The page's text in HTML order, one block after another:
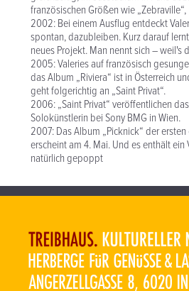
französischen Größen wie „Zebraville“,
2002: Bei einem Ausflug entdeckt
spontan, dazubleiben. Kurz darauf
neues Projekt. Man nennt sich – weil's
2005: Valeries auf französisch
das Album „Riviera“ ist in Österreich
geht folgerichtig an „Saint Privat“.
2006: „Saint Privat“ veröffentlichen
Solokünstlerin bei Sony BMG in Wien.
2007: Das Album „Picknick“ der
erscheint am 4. Mai. Und es enthält
natürlich gepoppt